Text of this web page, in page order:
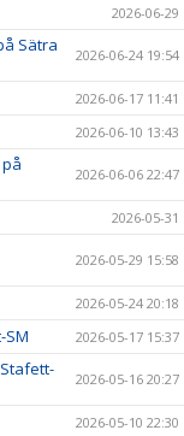
2026-06-29
Sätra
2026-06-24 19:54
2026-06-17 11:41
2026-06-10 13:43
2026-06-06 22:47
2026-05-31
2026-05-29 15:58
2026-05-24 20:18
SM 2026-05-17 15:37
2026-05-16 20:27
2026-05-10 22:30